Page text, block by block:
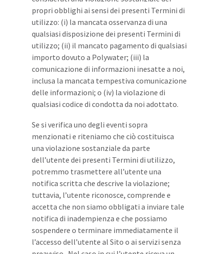
propri obblighi ai sensi dei presenti Termini di
utilizzo: (i) la mancata osservanza di una
qualsiasi disposizione dei presenti Termini di
utilizzo; (ii) il mancato pagamento di qualsiasi
importo dovuto a Polywater; (iii) la
comunicazione di informazioni inesatte a noi,
inclusa la mancata tempestiva comunicazione
delle informazioni; o (iv) la violazione di
qualsiasi codice di condotta da noi adottato.
Se si verifica uno degli eventi sopra
menzionati e riteniamo che ciò costituisca
una violazione sostanziale da parte
dell’utente dei presenti Termini di utilizzo,
potremmo trasmettere all’utente una
notifica scritta che descrive la violazione;
tuttavia, l’utente riconosce, comprende e
accetta che non siamo obbligati a inviare tale
notifica di inadempienza e che possiamo
sospendere o terminare immediatamente il
l’accesso dell’utente al Sito o ai servizi senza